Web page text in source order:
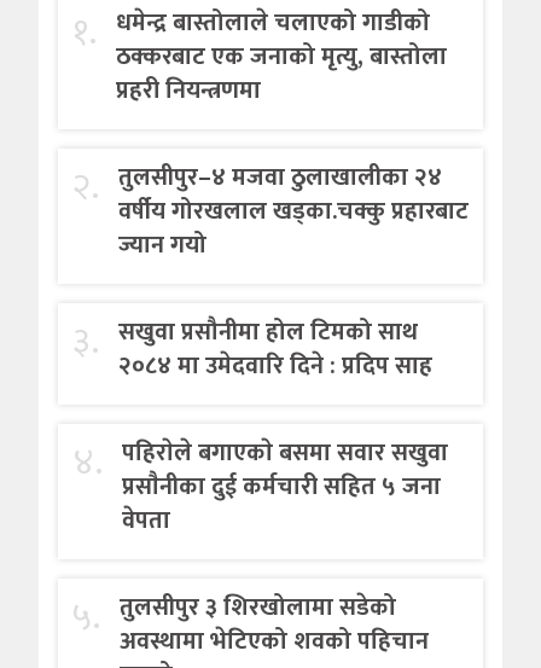
१. धमेन्द्र बास्तोलाले चलाएको गाडीको
ठक्करबाट एक जनाको मृत्यु, बास्तोला
प्रहरी नियन्त्रणमा
२. तुलसीपुर–४ मजवा ठुलाखालीका २४
वर्षीय गोरखलाल खड्का.चक्कु प्रहारबाट
ज्यान गयो
३. सखुवा प्रसौनीमा होल टिमको साथ
२०८४ मा उमेदवारि दिने : प्रदिप साह
४. पहिराेले बगाएकाे बसमा सवार सखुवा
प्रसाैनीका दुई कर्मचारी सहित ५ जना
वेपता
५. तुलसीपुर ३ शिरखोलामा सडेको
अवस्थामा भेटिएको शवको पहिचान